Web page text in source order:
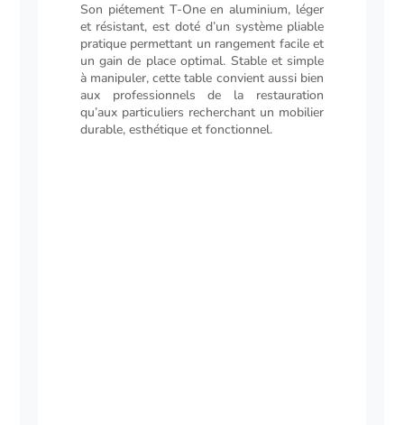
Son piétement T-One en aluminium, léger
et résistant, est doté d’un système pliable
pratique permettant un rangement facile et
un gain de place optimal. Stable et simple
à manipuler, cette table convient aussi bien
aux professionnels de la restauration
qu’aux particuliers recherchant un mobilier
durable, esthétique et fonctionnel.